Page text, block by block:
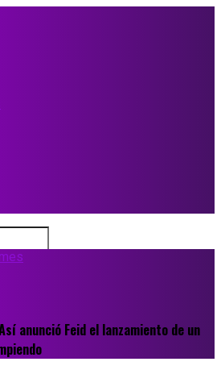
anunció Feid el lanzamiento de un